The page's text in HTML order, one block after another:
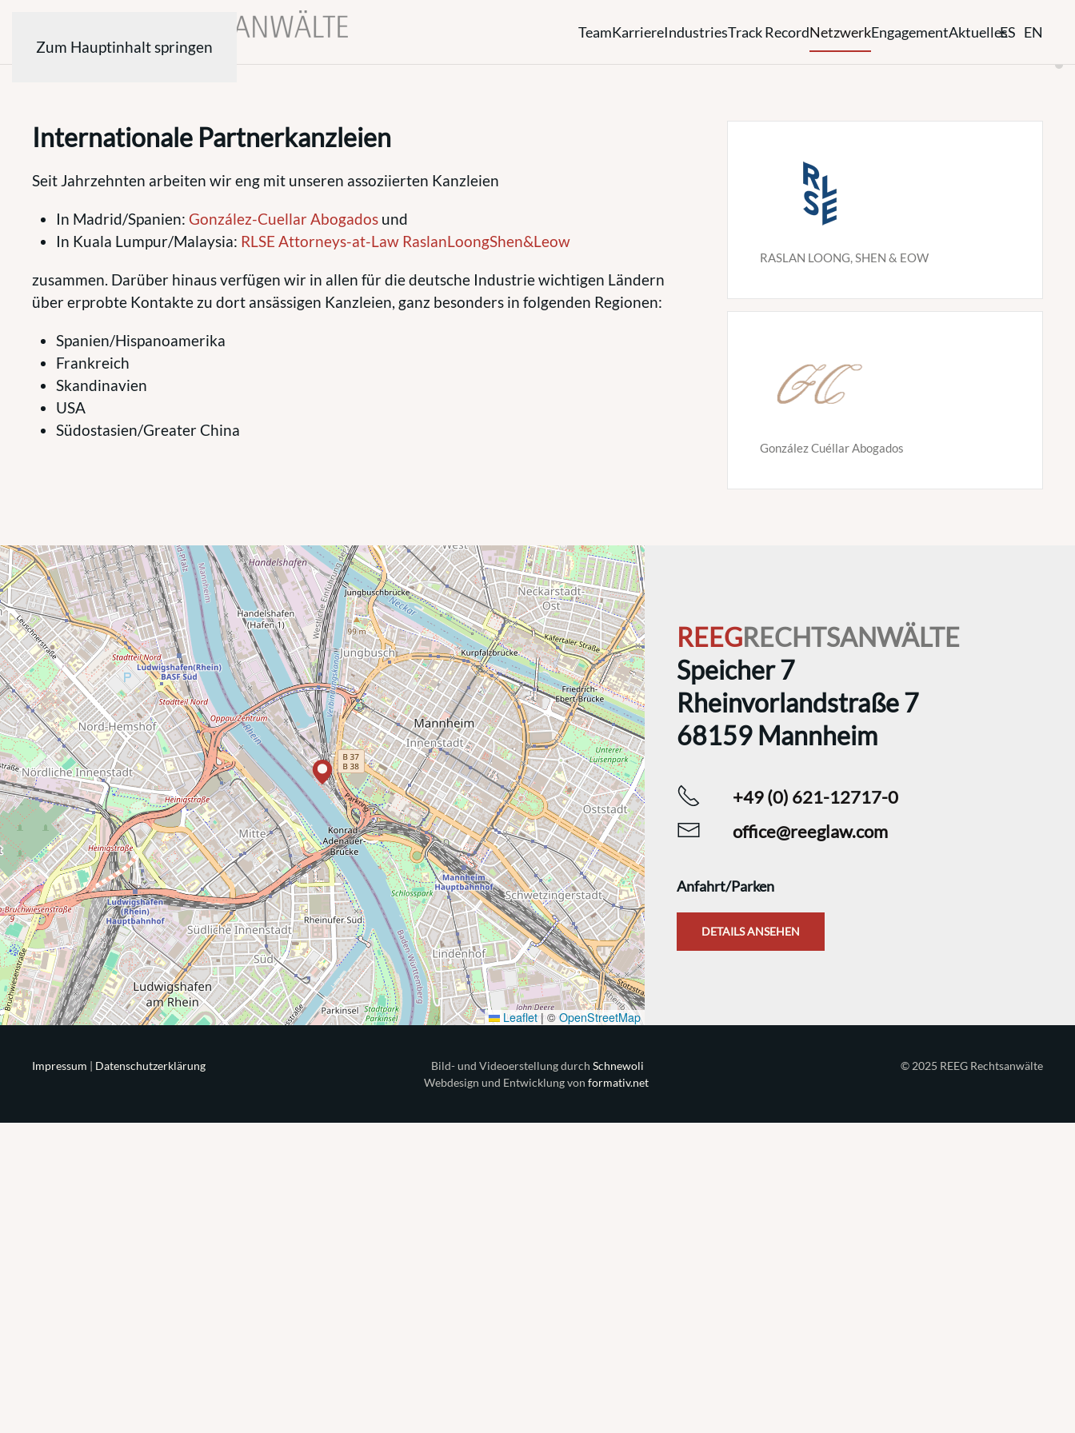
Zum Hauptinhalt springen
TeamKarriereIndustriesTrack RecordNetzwerkEngagementAktuellesES EN
Internationale Partnerkanzleien
Seit Jahrzehnten arbeiten wir eng mit unseren assoziierten Kanzleien
In Madrid/Spanien: González-Cuellar Abogados und
In Kuala Lumpur/Malaysia: RLSE Attorneys-at-Law RaslanLoongShen&Leow
zusammen. Darüber hinaus verfügen wir in allen für die deutsche Industrie wichtigen Ländern
über erprobte Kontakte zu dort ansässigen Kanzleien, ganz besonders in folgenden Regionen:
Spanien/Hispanoamerika
Frankreich
Skandinavien
USA
Südostasien/Greater China
RASLAN LOONG, SHEN & EOW
González Cuéllar Abogados
Leaflet |©OpenStreetMap
REEGRECHTSANWÄLTE
Speicher 7
Rheinvorlandstraße 7
68159 Mannheim
+49 (0) 621-12717-0
office@reeglaw.com
Anfahrt/Parken
DETAILS ANSEHEN
Impressum | Datenschutzerklärung Bild- und Videoerstellung durch Schnewoli
Webdesign und Entwicklung von formativ.net
© 2025 REEG Rechtsanwälte